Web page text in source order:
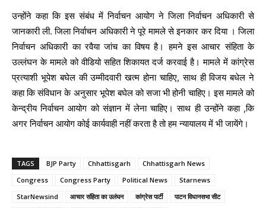
उन्होंने कहा कि इस संबंध में निर्वाचन आयोग ने जिला निर्वाचन अधिकारी से
जानकारी ली. जिला निर्वाचन अधिकारी ने पूरे मामले से इनकार कर दिया । जिला
निर्वाचन अधिकारी का रवैया जांच का विषय है। हमने इस आचार संहिता के
उल्लंघन के मामले को वीडियो सहित शिकायत दर्ज करवाई है। मामले में कांग्रेस
प्रत्याशी भूपेश बघेल की उम्मीदवारी खत्म होना चाहिए, साथ ही विजय बधेल ने
कहा कि संविधान के अनुसार भूपेश बघेल को सजा भी होनी चाहिए। इस मामले को
केन्द्रीय निर्वाचन आयोग को संज्ञान में लेना चाहिए। साथ ही उन्होंने कहा ,कि
अगर निर्वाचन आयोग कोई कार्यवाही नहीं करता है तो हम न्यायालय में भी जायेंगे।
TAGS BJP Party Chhattisgarh
Chhattisgarh News
Congress
Congress Party Political News
Starnews
StarNewsind
आचार संहिता का उलंघन कांग्रेस पार्टी
पाटन विधानसभा सीट